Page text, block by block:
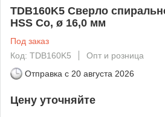
TDB160K5 Сверло
HSS Co, ø 16,0 мм
Под заказ
Код: TDB160K5
Опт и розница
Отправка с 20 августа 2026
Цену уточняйте